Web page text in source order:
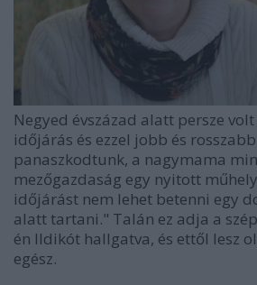
Negyed évszázad alatt persze
időjárás és ezzel jobb és
panaszkodtunk, a nagymama
mezőgazdaság egy nyitott
időjárást nem lehet betenni egy
alatt tartani." Talán ez adja a
én Ildikót hallgatva, és ettől lesz
egész.